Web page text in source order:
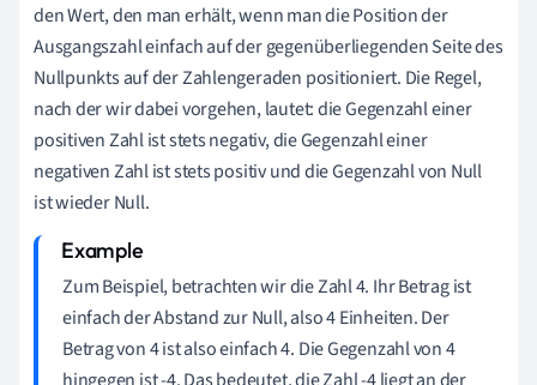
den Wert, den man erhält, wenn man die Position der
Ausgangszahl einfach auf der gegenüberliegenden Seite des
Nullpunkts auf der Zahlengeraden positioniert. Die Regel,
nach der wir dabei vorgehen, lautet: die Gegenzahl einer
positiven Zahl ist stets negativ, die Gegenzahl einer
negativen Zahl ist stets positiv und die Gegenzahl von Null
ist wieder Null.
Zum Beispiel, betrachten wir die Zahl 4. Ihr Betrag ist
einfach der Abstand zur Null, also 4 Einheiten. Der
Betrag von 4 ist also einfach 4. Die Gegenzahl von 4
hingegen ist -4. Das bedeutet, die Zahl -4 liegt an der